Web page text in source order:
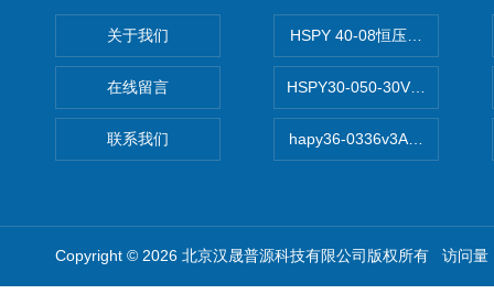
关于我们
在线留言
联系我们
HSPY 40-08恒压恒流恒功率
HSPY30-050-30V/-05A可调
hapy36-0336v3A高精度小型
Copyright © 2026 北京汉晟普源科技有限公司版权所有 访问量